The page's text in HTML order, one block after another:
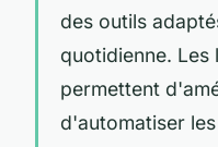
des outils
quotidienne.
permettent
d'automatiser